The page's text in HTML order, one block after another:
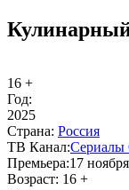
16 +
Год:
2025
Стра­на: Рос­сия
ТВ Ка­нал:
Пре­мье­ра:17
Воз­раст: 16 +